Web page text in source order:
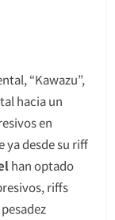
“Kawazu”,
hacia un
en
ya desde su riff
han optado
riffs